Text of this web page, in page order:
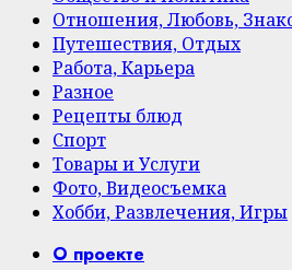
Отношения, Любовь,
Путешествия, Отдых
Работа, Карьера
Разное
Рецепты блюд
Спорт
Товары и Услуги
Фото, Видеосъемка
Хобби, Развлечения, Игры
PrimaryО проекте